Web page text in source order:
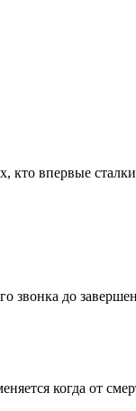
впервые
до
когда от